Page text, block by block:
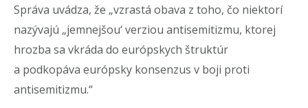
Správa uvádza, že „vzrastá obava z toho, čo niektorí
nazývajú „jemnejšou‘ verziou antisemitizmu, ktorej
hrozba sa vkráda do európskych štruktúr
a podkopáva európsky konsenzus v boji proti
antisemitizmu.“